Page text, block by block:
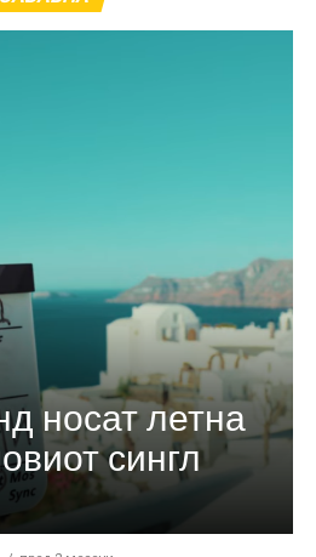
носат летна
сингл